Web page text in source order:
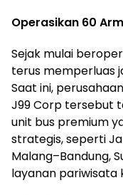
Operasikan 60
Sejak mulai
terus memperluas
Saat ini,
J99 Corp tersebut
unit bus premium
strategis, seperti
Malang–Bandung,
layanan pariwisata